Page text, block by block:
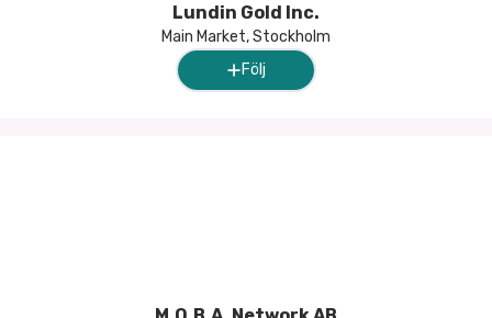
Lundin Gold Inc.
Main Market, Stockholm
Följ